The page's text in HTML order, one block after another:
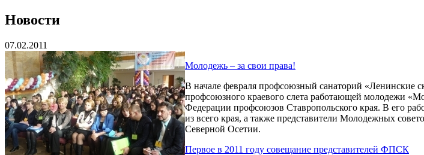
Новости
07.02.2011
Молодежь – за свои права!
В начале февраля профсоюзный санаторий «Ленинские
профсоюзного краевого слета работающей молодежи
Федерации профсоюзов Ставропольского края. В его
из всего края, а также представители Молодежных
Северной Осетии.
Первое в 2011 году совещание представителей ФПСК